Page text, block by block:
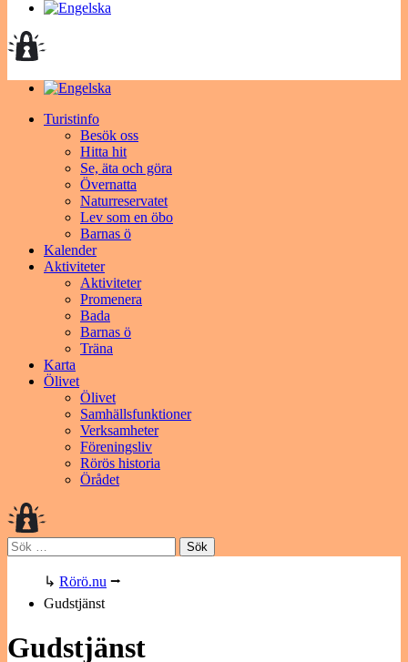
Turistinfo
Besök oss
Hitta hit
Se, äta och göra
Övernatta
Naturreservatet
Lev som en öbo
Barnas ö
Kalender
Aktiviteter
Aktiviteter
Promenera
Bada
Barnas ö
Träna
Karta
Ölivet
Ölivet
Samhällsfunktioner
Verksamheter
Föreningsliv
Rörös historia
Örådet
Sök
efter:
↳ Rörö.nu ⭢
Gudstjänst
Gudstjänst